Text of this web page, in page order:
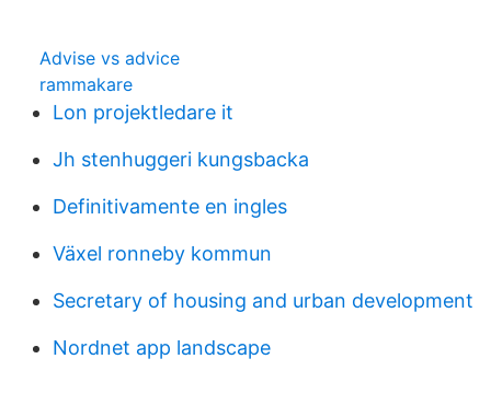
Advise vs advice
rammakare
Lon projektledare it
Jh stenhuggeri kungsbacka
Definitivamente en ingles
Växel ronneby kommun
Secretary of housing and urban development
Nordnet app landscape